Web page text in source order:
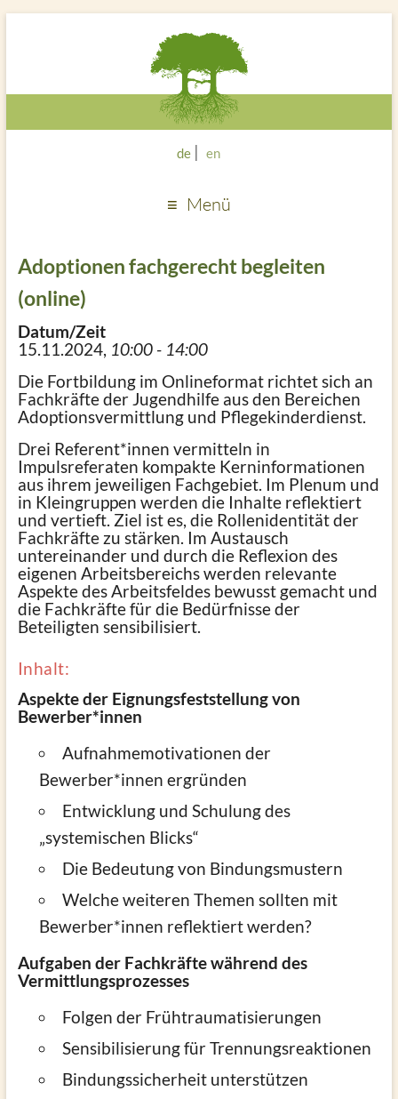
de en
Menü
Adoptionen fachgerecht begleiten
(online)
Datum/Zeit
15.11.2024, 10:00 - 14:00
Die Fortbildung im Onlineformat richtet sich an
Fachkräfte der Jugendhilfe aus den Bereichen
Adoptionsvermittlung und Pflegekinderdienst.
Drei Referent*innen vermitteln in
Impulsreferaten kompakte Kerninformationen
aus ihrem jeweiligen Fachgebiet. Im Plenum und
in Kleingruppen werden die Inhalte reflektiert
und vertieft. Ziel ist es, die Rollenidentität der
Fachkräfte zu stärken. Im Austausch
untereinander und durch die Reflexion des
eigenen Arbeitsbereichs werden relevante
Aspekte des Arbeitsfeldes bewusst gemacht und
die Fachkräfte für die Bedürfnisse der
Beteiligten sensibilisiert.
Inhalt:
Aspekte der Eignungsfeststellung von
Bewerber*innen
Aufnahmemotivationen der
Bewerber*innen ergründen
Entwicklung und Schulung des
„systemischen Blicks“
Die Bedeutung von Bindungsmustern
Welche weiteren Themen sollten mit
Bewerber*innen reflektiert werden?
Aufgaben der Fachkräfte während des
Vermittlungsprozesses
Folgen der Frühtraumatisierungen
Sensibilisierung für Trennungsreaktionen
Bindungssicherheit unterstützen